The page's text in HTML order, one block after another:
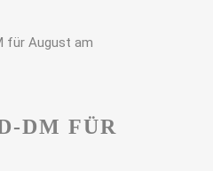
DM FÜR A